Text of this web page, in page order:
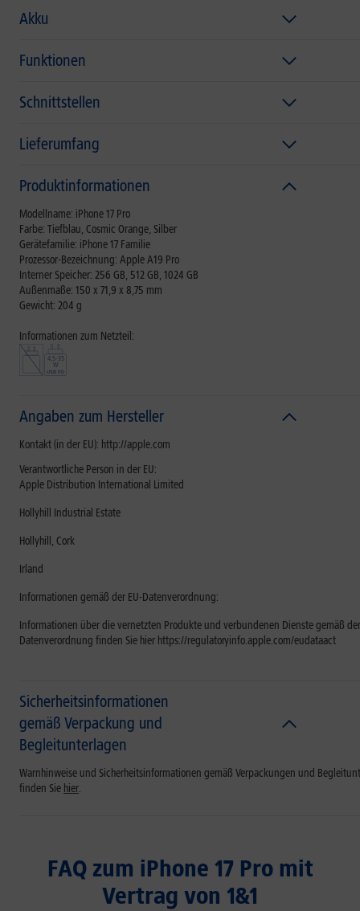
Akku
Funktionen
Schnittstellen
Lieferumfang
Produktinformationen
Modellname: iPhone 17 Pro
Farbe: Tiefblau, Cosmic Orange, Silber
Gerätefamilie: iPhone 17 Familie
Prozessor-Bezeichnung: Apple A19 Pro
Interner Speicher: 256 GB, 512 GB, 1024 GB
Außenmaße: 150 x 71,9 x 8,75 mm
Gewicht: 204 g
Informationen zum Netzteil:
Angaben zum Hersteller
Kontakt (in der EU): http://apple.com
Verantwortliche Person in der EU:
Apple Distribution International Limited
Hollyhill Industrial Estate
Hollyhill, Cork
Irland
Informationen gemäß der EU-Datenverordnung:
Informationen über die vernetzten Produkte und verbundenen Dienste gemäß
Datenverordnung finden Sie hier https://regulatoryinfo.apple.com/eudataact
Sicherheitsinformationen
gemäß Verpackung und
Begleitunterlagen
Warnhinweise und Sicherheitsinformationen gemäß Verpackungen und
finden Sie hier.
FAQ zum iPhone 17 Pro mit
Vertrag von 1&1